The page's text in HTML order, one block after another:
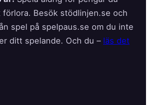
förlora. Besök stödlinjen.se och
spel på spelpaus.se om du inte
ditt spelande. Och du – läs det